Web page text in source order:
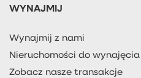
WYNAJMIJ
Wynajmij z nami
Nieruchomości do wynajęcia
Zobacz nasze transakcje